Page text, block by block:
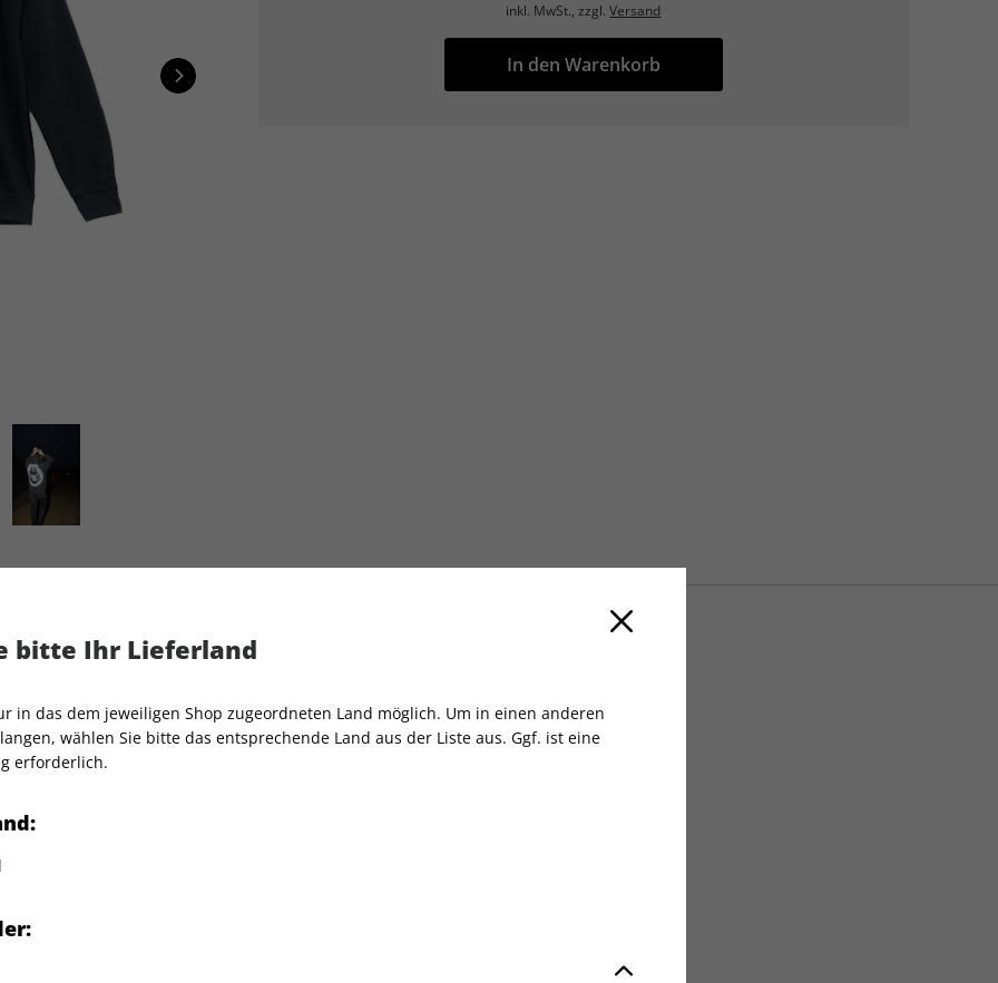
inkl. MwSt., zzgl.Versand
In den Warenkorb
GQ 8-Ball Ball Hoodie Gr. S
mit einem Paar
Limitierter Hoodie,
und XXL als Abo Prämie
Artikelnummer
2180346
bitte Ihr Lieferland
in das dem jeweiligen Shop zugeordneten Land möglich. Um in einen anderen
wählen Sie bitte das entsprechende Land aus der Liste aus. Ggf. ist eine
erforderlich.